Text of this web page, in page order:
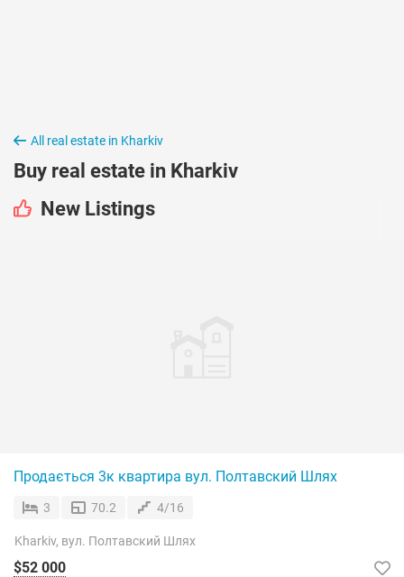
All real estate in Kharkiv
Buy real estate in Kharkiv
New Listings
Продається 3к квартира вул. Полтавский Шлях
3 70.2 4/16
Kharkiv, вул. Полтавский Шлях
$52 000